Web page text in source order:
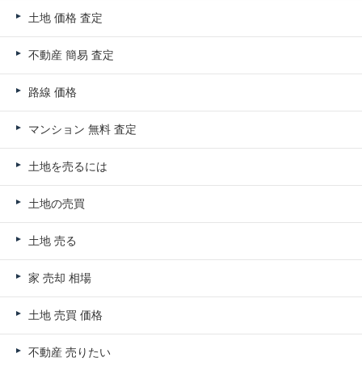
土地 価格 査定
不動産 簡易 査定
路線 価格
マンション 無料 査定
土地を売るには
土地の売買
土地 売る
家 売却 相場
土地 売買 価格
不動産 売りたい